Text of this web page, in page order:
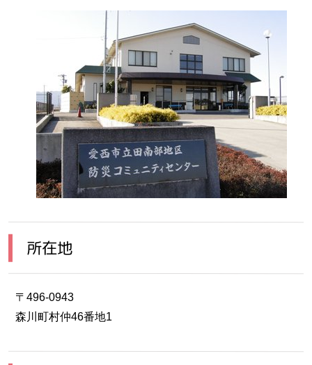
所在地
〒496-0943
森川町村仲46番地1